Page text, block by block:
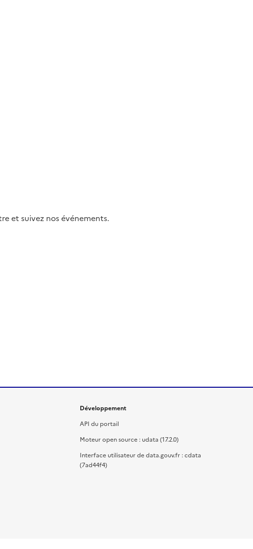
et suivez nos événements.
Développement
API du portail
Moteur open source : udata (17.2.0)
Interface utilisateur de data.gouv.fr : cdata
(7ad44f4)